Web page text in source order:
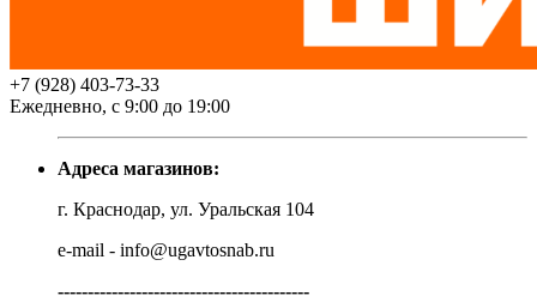
+7 (928) 403-73-33
Ежедневно, с 9:00 до 19:00
Адреса магазинов:
г. Краснодар, ул. Уральская 104
e-mail - info@ugavtosnab.ru
------------------------------------------